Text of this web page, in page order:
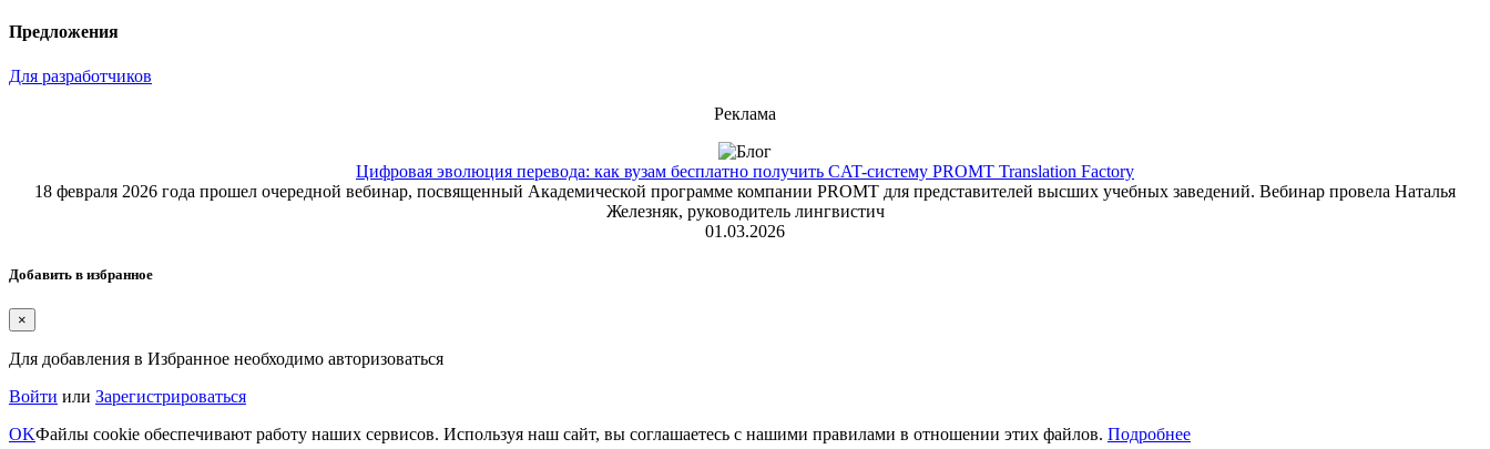
Предложения
Для разработчиков
Реклама
Цифровая эволюция перевода: как вузам бесплатно получить CAT-систему PROMT Translation Factory
18 февраля 2026 года прошел очередной вебинар, посвященный Академической программе компании PROMT для представителей высших учебных заведений. Вебинар провела Наталья
Железняк, руководитель лингвистич
01.03.2026
Добавить в избранное
×
Для добавления в Избранное необходимо авторизоваться
Войти или Зарегистрироваться
OKФайлы cookie обеспечивают работу наших сервисов. Используя наш сайт, вы соглашаетесь с нашими правилами в отношении этих файлов. Подробнее